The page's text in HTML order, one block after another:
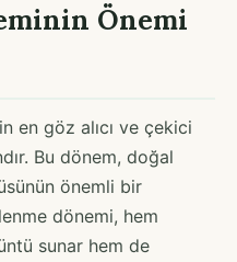
Önemi
en göz alıcı ve çekici
Bu dönem, doğal
önemli bir
dönemi, hem
sunar hem de